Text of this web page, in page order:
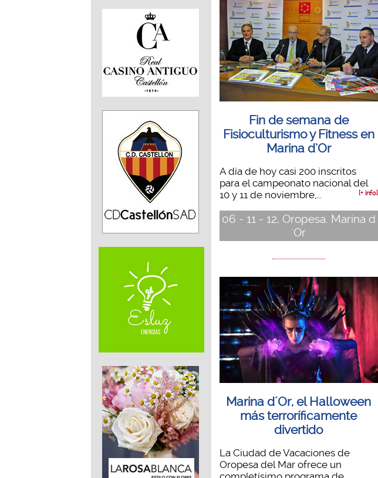
Fin de semana de
Fisioculturismo y Fitness en
Marina d’Or
A día de hoy casi 200 inscritos
para el campeonato nacional del
10 y 11 de noviembre,...
[+ info]
06 - 11 - 12, Oropesa. Marina d
´Or
Marina d´Or, el Halloween
más terroríficamente
divertido
La Ciudad de Vacaciones de
Oropesa del Mar ofrece un